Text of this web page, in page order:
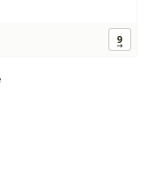
9